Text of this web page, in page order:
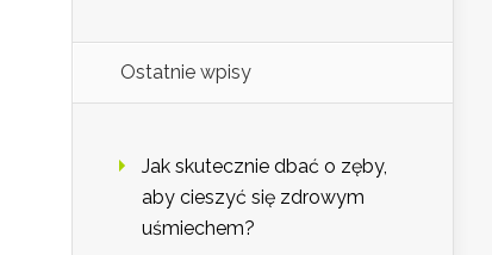
Ostatnie wpisy
Jak skutecznie dbać o zęby,
aby cieszyć się zdrowym
uśmiechem?